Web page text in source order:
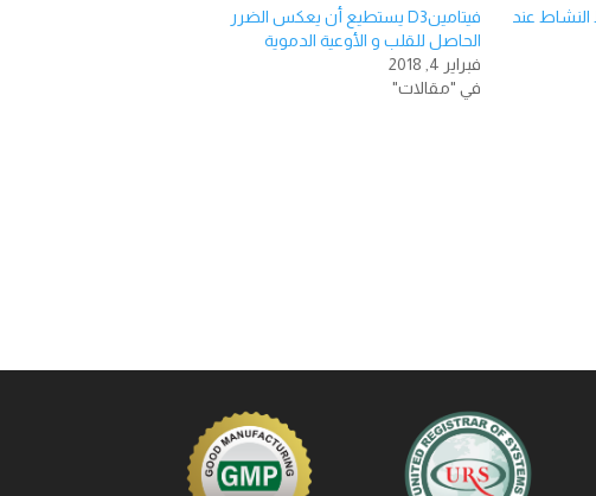
عند
فيتامينD3 يستطيع أن يعكس الضرر
الحاصل للقلب و الأوعية الدموية
فبراير 4, 2018
في "مقالات"